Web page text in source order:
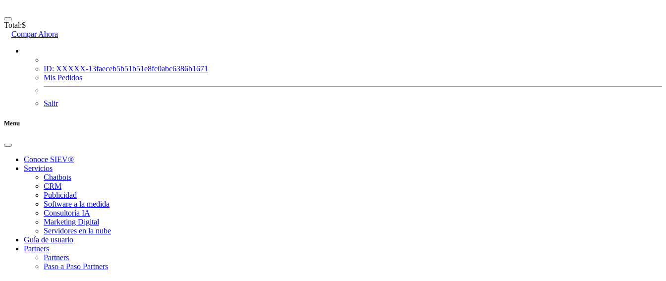
Total:$
Compar Ahora
ID: XXXXX-13faeceb5b51b51e8fc0abc6386b1671
Mis Pedidos
Salir
Menu
Conoce SIEV®
Servicios
Chatbots
CRM
Publicidad
Software a la medida
Consultoría IA
Marketing Digital
Servidores en la nube
Guía de usuario
Partners
Partners
Paso a Paso Partners